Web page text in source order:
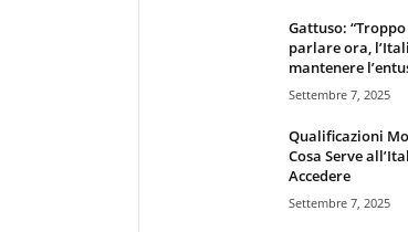
Gattuso:
parlare ora,
mantenere
Settembre 7, 2025
Qualificazioni
Cosa Serve
Accedere
Settembre 7, 2025